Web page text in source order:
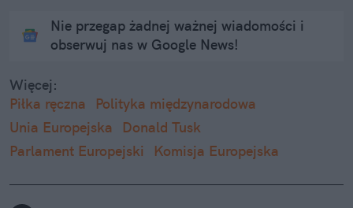
Nie przegap żadnej ważnej wiadomości i
obserwuj nas w Google News!
Więcej:
Piłka ręczna
Polityka międzynarodowa
Unia Europejska
Donald Tusk
Parlament Europejski
Komisja Europejska